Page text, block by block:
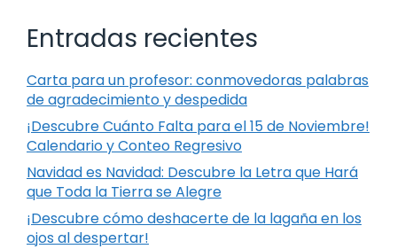
Entradas recientes
Carta para un profesor: conmovedoras palabras
de agradecimiento y despedida
¡Descubre Cuánto Falta para el 15 de Noviembre!
Calendario y Conteo Regresivo
Navidad es Navidad: Descubre la Letra que Hará
que Toda la Tierra se Alegre
¡Descubre cómo deshacerte de la lagaña en los
ojos al despertar!